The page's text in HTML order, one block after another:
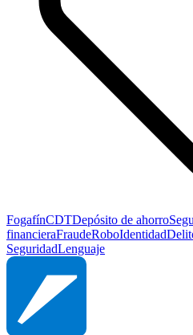
FogafínCDTDepósito de ahorro
financieraFraudeRoboIdentidad
SeguridadLenguaje